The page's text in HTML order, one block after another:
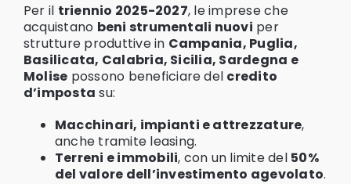
Per il triennio 2025-2027, le imprese che
acquistano beni strumentali nuovi per
strutture produttive in Campania, Puglia,
Basilicata, Calabria, Sicilia, Sardegna e
Molise possono beneficiare del credito
d’imposta su:
Macchinari, impianti e attrezzature,
anche tramite leasing.
Terreni e immobili, con un limite del 50%
del valore dell’investimento agevolato.